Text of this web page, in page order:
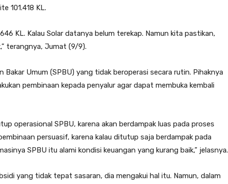
101.418 KL.
KL. Kalau Solar datanya belum terekap. Namun kita pastikan,
terangnya, Jumat (9/9).
Bakar Umum (SPBU) yang tidak beroperasi secara rutin. Pihaknya
pembinaan kepada penyalur agar dapat membuka kembali
operasional SPBU, karena akan berdampak luas pada proses
persuasif, karena kalau ditutup saja berdampak pada
SPBU itu alami kondisi keuangan yang kurang baik,” jelasnya.
yang tidak tepat sasaran, dia mengakui hal itu. Namun, dalam